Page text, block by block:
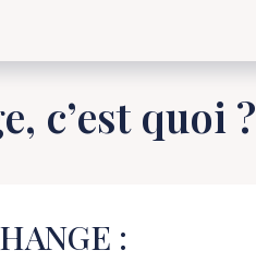
c’est quoi ?
: